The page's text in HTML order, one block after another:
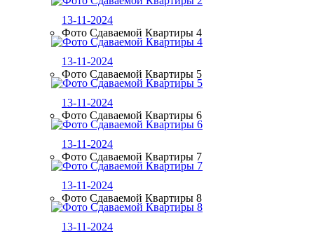
13-11-2024
Фото Сдаваемой Квартиры 4
13-11-2024
Фото Сдаваемой Квартиры 5
13-11-2024
Фото Сдаваемой Квартиры 6
13-11-2024
Фото Сдаваемой Квартиры 7
13-11-2024
Фото Сдаваемой Квартиры 8
13-11-2024